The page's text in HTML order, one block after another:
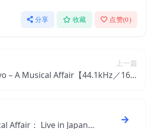
分享 收藏 点赞(0)
上一篇
– A Musical Affair【44.1kHz／16bi
Affair： Live in Japan